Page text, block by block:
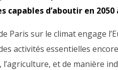
capables d’aboutir en
de Paris sur le climat engage
activités essentielles
et de manière